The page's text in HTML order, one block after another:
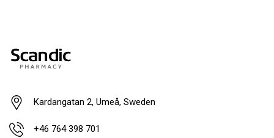
Kardangatan 2, Umeå, Sweden
+46 764 398 701